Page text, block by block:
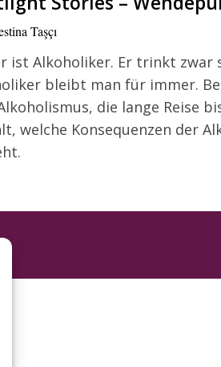
Taşçı
ist Alkoholiker. Er trinkt zwar
bleibt man für immer.
die lange Reise
welche Konsequenzen der